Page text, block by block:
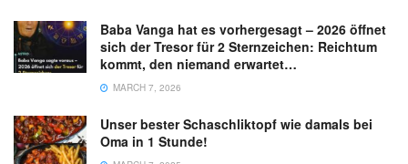
Baba Vanga hat es vorhergesagt – 2026 öffnet
sich der Tresor für 2 Sternzeichen: Reichtum
kommt, den niemand erwartet…
MARCH 7, 2026
Unser bester Schaschliktopf wie damals bei
Oma in 1 Stunde!